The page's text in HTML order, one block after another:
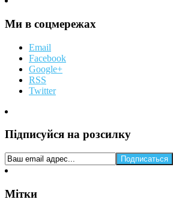
Ми в соцмережах
Email
Facebook
Google+
RSS
Twitter
Підписуйся на розсилку
Мітки